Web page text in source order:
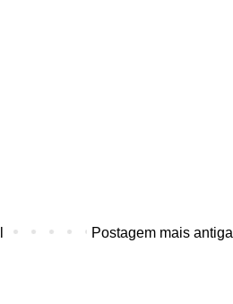
Postagem mais antiga